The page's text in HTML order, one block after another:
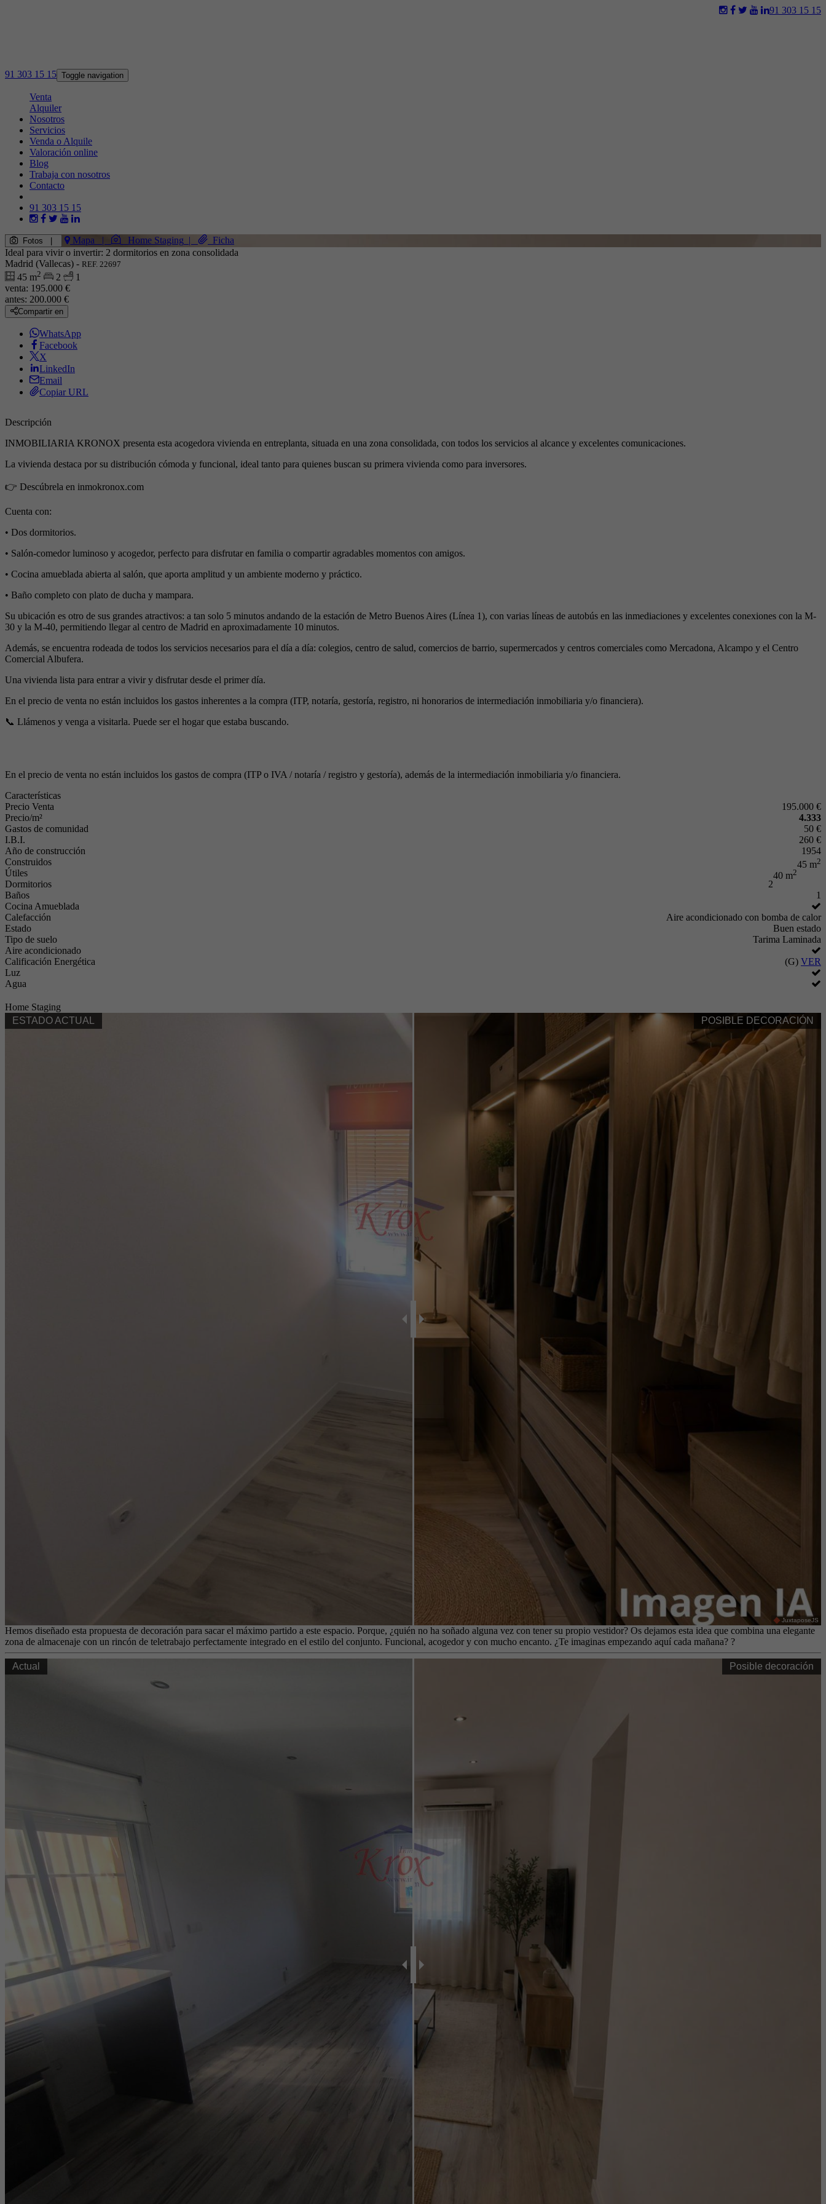
91 303 15 15
91 303 15 15 Toggle navigation
Venta
Alquiler
Nosotros
Servicios
Venda o Alquile
Valoración online
Blog
Trabaja con nosotros
Contacto
91 303 15 15
Fotos Mapa | Home Staging |
Ficha
Ideal para vivir o invertir: 2 dormitorios en zona consolidada
Madrid (Vallecas) - REF. 22697
45 m2 2
1
venta: 195.000 €
antes: 200.000 €
Compartir en
WhatsApp
Facebook
X
LinkedIn
Email
Copiar URL
Descripción
INMOBILIARIA KRONOX presenta esta acogedora vivienda en entreplanta, situada en una zona consolidada, con todos los servicios al alcance y excelentes comunicaciones.
La vivienda destaca por su distribución cómoda y funcional, ideal tanto para quienes buscan su primera vivienda como para inversores.
👉 Descúbrela en inmokronox.com
Cuenta con:
• Dos dormitorios.
• Salón-comedor luminoso y acogedor, perfecto para disfrutar en familia o compartir agradables momentos con amigos.
• Cocina amueblada abierta al salón, que aporta amplitud y un ambiente moderno y práctico.
• Baño completo con plato de ducha y mampara.
Su ubicación es otro de sus grandes atractivos: a tan solo 5 minutos andando de la estación de Metro Buenos Aires (Línea 1), con varias líneas de autobús en las inmediaciones y excelentes conexiones con la M-
30 y la M-40, permitiendo llegar al centro de Madrid en aproximadamente 10 minutos.
Además, se encuentra rodeada de todos los servicios necesarios para el día a día: colegios, centro de salud, comercios de barrio, supermercados y centros comerciales como Mercadona, Alcampo y el Centro
Comercial Albufera.
Una vivienda lista para entrar a vivir y disfrutar desde el primer día.
En el precio de venta no están incluidos los gastos inherentes a la compra (ITP, notaría, gestoría, registro, ni honorarios de intermediación inmobiliaria y/o financiera).
📞 Llámenos y venga a visitarla. Puede ser el hogar que estaba buscando.
En el precio de venta no están incluidos los gastos de compra (ITP o IVA / notaría / registro y gestoría), además de la intermediación inmobiliaria y/o financiera.
Características
Precio Venta
195.000 €
Precio/m²
4.333
Gastos de comunidad
50 €
I.B.I.
260 €
Año de construcción
1954
Construidos
45 m2
Útiles 40 m2
Dormitorios
2
Baños
1
Cocina Amueblada
Calefacción
Aire acondicionado con bomba de calor
Estado
Buen estado
Tipo de suelo
Tarima Laminada
Aire acondicionado
Calificación Energética
(G) VER
Luz
Agua
Home Staging
ESTADO ACTUAL
POSIBLE DECORACIÓN
JuxtaposeJS
Hemos diseñado esta propuesta de decoración para sacar el máximo partido a este espacio. Porque, ¿quién no ha soñado alguna vez con tener su propio vestidor? Os dejamos esta idea que combina una elegante
zona de almacenaje con un rincón de teletrabajo perfectamente integrado en el estilo del conjunto. Funcional, acogedor y con mucho encanto. ¿Te imaginas empezando aquí cada mañana? ?
Actual Posible decoración